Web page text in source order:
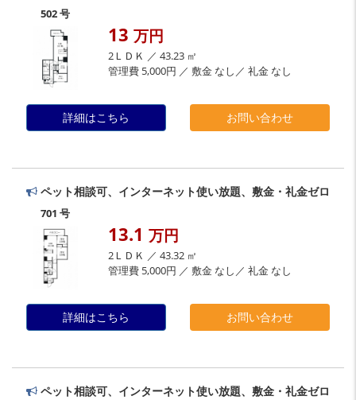
502 号
13 万円
2ＬＤＫ ／ 43.23 ㎡
管理費 5,000円 ／ 敷金 なし／ 礼金 なし
詳細はこちら お問い合わせ
ペット相談可、インターネット使い放題、敷金・礼金ゼロ
701 号
13.1 万円
2ＬＤＫ ／ 43.32 ㎡
管理費 5,000円 ／ 敷金 なし／ 礼金 なし
詳細はこちら お問い合わせ
ペット相談可、インターネット使い放題、敷金・礼金ゼロ